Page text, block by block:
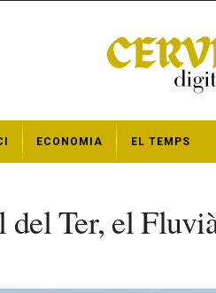
ECONOMIA EL TEMPS
del Ter, el